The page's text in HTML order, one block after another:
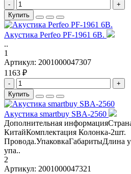
-
+
Купить
Акустика Perfeo PF-1961 6B.
..
1
Артикул: 2001000047307
1163 ₽
-
+
Купить
Aкустика smartbuy SBA-2560
Дополнительная
КитайКомплектация Колонка-2шт.
Провода.УпаковкаГабаритыДлина
упа..
2
Артикул: 2001000047321